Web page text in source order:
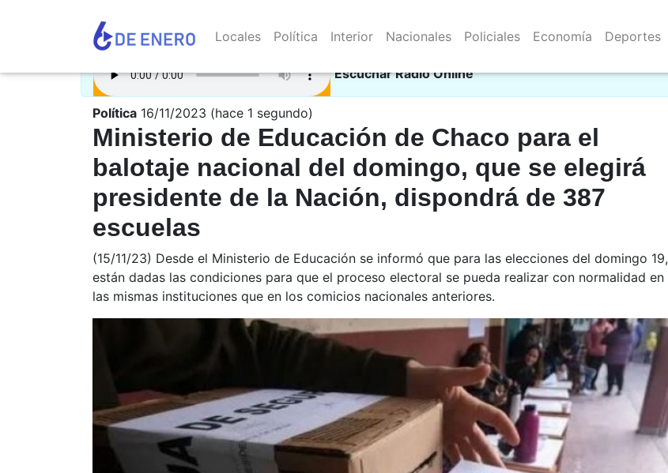
Locales Política Interior Nacionales Policiales Economía Deportes
Escuchar Radio Online
Política 16/11/2023 (hace 1 segundo)
Ministerio de Educación de Chaco para el
balotaje nacional del domingo, que se elegirá
presidente de la Nación, dispondrá de 387
escuelas
(15/11/23) Desde el Ministerio de Educación se informó que para las elecciones del domingo 19,
están dadas las condiciones para que el proceso electoral se pueda realizar con normalidad en
las mismas instituciones que en los comicios nacionales anteriores.